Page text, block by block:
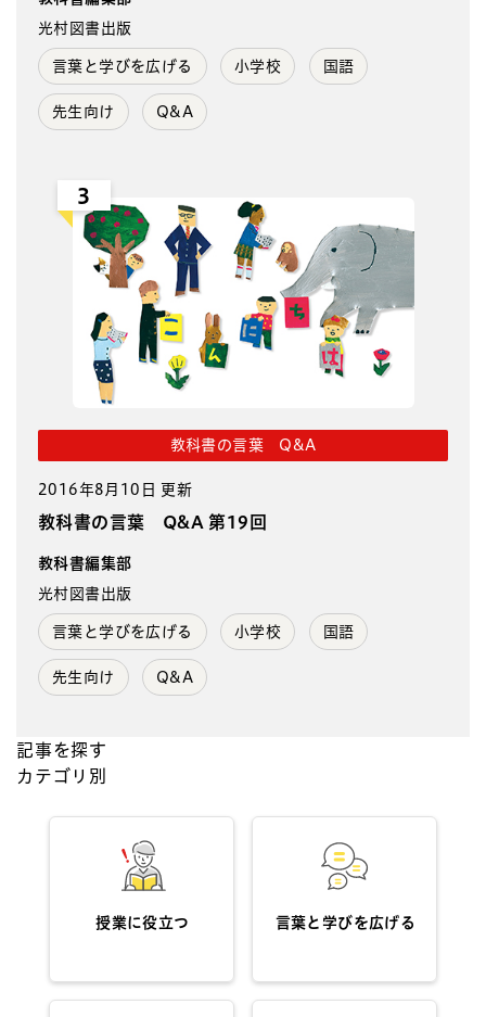
光村図書出版
言葉と学びを広げる 小学校 国語
先生向け Q&A
3
教科書の言葉 Q&A
2016年8月10日 更新
教科書の言葉 Q&A 第19回
教科書編集部
光村図書出版
言葉と学びを広げる 小学校 国語
先生向け Q&A
記事を探す
カテゴリ別
授業に役立つ 言葉と学びを広げる